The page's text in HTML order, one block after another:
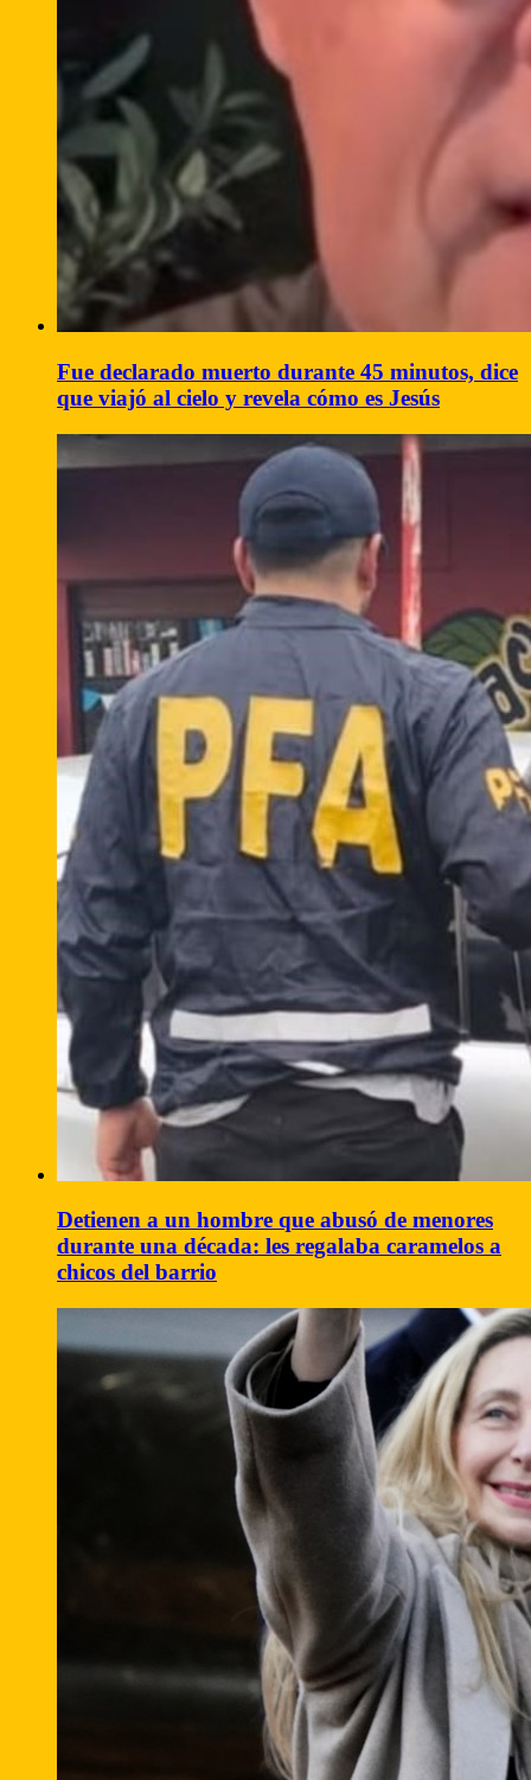
Fue declarado muerto durante 45 minutos, dice
que viajó al cielo y revela cómo es Jesús
Detienen a un hombre que abusó de menores
durante una década: les regalaba caramelos a
chicos del barrio